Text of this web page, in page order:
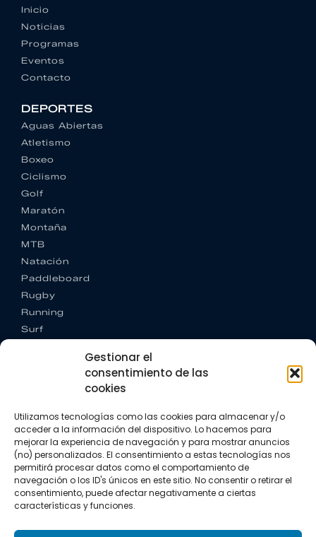
Gestionar el
consentimiento de las
cookies
Utilizamos tecnologías como las cookies para almacenar y/o
acceder a la información del dispositivo. Lo hacemos para
mejorar la experiencia de navegación y para mostrar anuncios
(no) personalizados. El consentimiento a estas tecnologías nos
permitirá procesar datos como el comportamiento de
navegación o los ID's únicos en este sitio. No consentir o retirar el
consentimiento, puede afectar negativamente a ciertas
características y funciones.
Inicio
Noticias
Programas
Eventos
Contacto
DEPORTES
Aguas Abiertas
Atletismo
Boxeo
Ciclismo
Golf
Maratón
Montaña
MTB
Natación
Paddleboard
Rugby
Running
Surf
CONTACTO
+34 662 342 177
info@vkssport.com
SÍGUENOS